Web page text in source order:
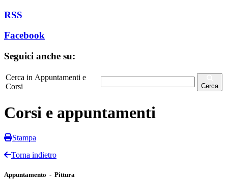
RSS
Facebook
Seguici anche su:
Cerca in Appuntamenti e
Corsi
Cerca
Corsi e appuntamenti
Stampa
Torna indietro
Appuntamento - Pittura